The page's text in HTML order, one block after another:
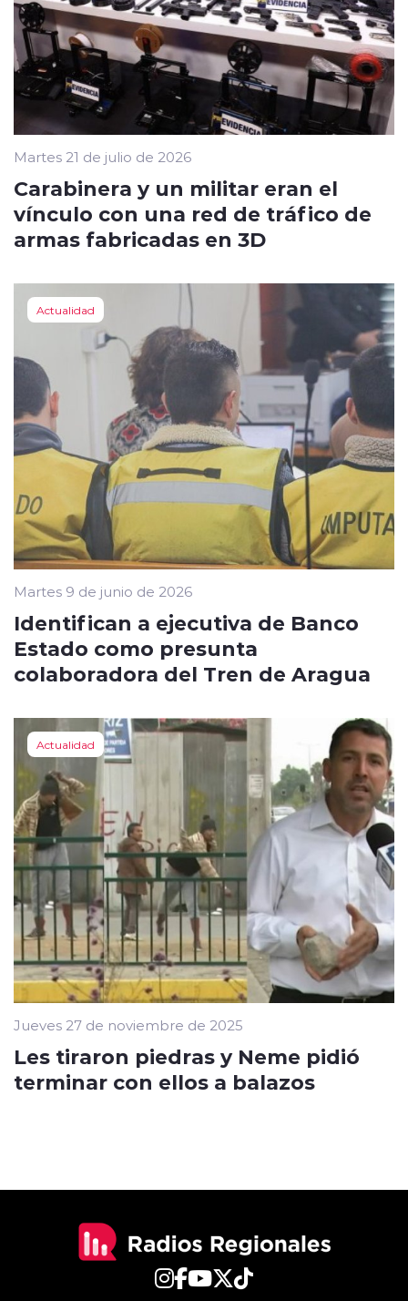
Martes 21 de julio de 2026
Carabinera y un militar eran el
vínculo con una red de tráfico de
armas fabricadas en 3D
Actualidad
Martes 9 de junio de 2026
Identifican a ejecutiva de Banco
Estado como presunta
colaboradora del Tren de Aragua
Actualidad
Jueves 27 de noviembre de 2025
Les tiraron piedras y Neme pidió
terminar con ellos a balazos